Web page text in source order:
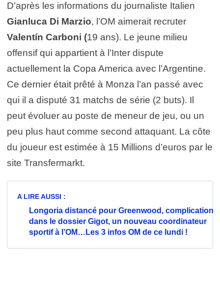
D’après les informations du journaliste Italien
Gianluca Di Marzio, l’OM aimerait recruter
Valentín Carboni (19 ans). Le jeune milieu
offensif qui appartient à l’Inter dispute
actuellement la Copa America avec l’Argentine.
Ce dernier était prêté à Monza l’an passé avec
qui il a disputé 31 matchs de série (2 buts). Il
peut évoluer au poste de meneur de jeu, ou un
peu plus haut comme second attaquant. La côte
du joueur est estimée à 15 Millions d’euros par le
site Transfermarkt.
A LIRE AUSSI :
Longoria distancé pour Greenwood, complication
dans le dossier Gigot, un nouveau coordinateur
sportif à l’OM…Les 3 infos OM de ce lundi !